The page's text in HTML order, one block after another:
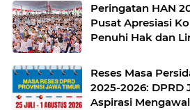
Peringatan HAN
Pusat Apresiasi
Penuhi Hak dan
Reses Masa
2025-2026: DPRD
Aspirasi